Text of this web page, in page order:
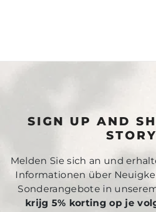
SIGN UP AND
STORY
Melden Sie sich an und
Informationen über
Sonderangebote in
krijg 5% korting op je